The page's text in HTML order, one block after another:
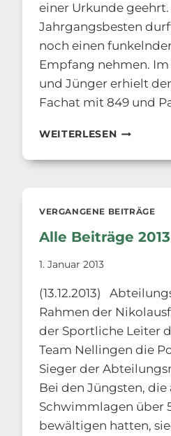
einer Urkunde geehrt.
Jahrgangsbesten
noch einen
Empfang nehmen.
und Jünger erhielt
Fachat mit 849 und
WEITERLESENALLE
2014
VERGANGENE BEITRÄGE
Alle Beiträge 2013
1. Januar 2013
(13.12.2013)
Rahmen der
der Sportliche Leiter
Team Nellingen die
Sieger der
Bei den Jüngsten, die
Schwimmlagen über
bewältigen hatten,